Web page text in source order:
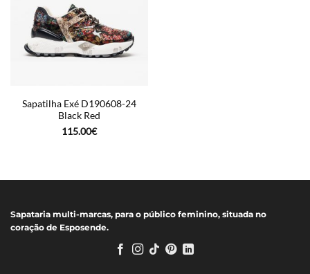
Sapatilha Exé D190608-24
Black Red
115.00€
Sapataria multi-marcas, para o público feminino, situada no
coração de Esposende.